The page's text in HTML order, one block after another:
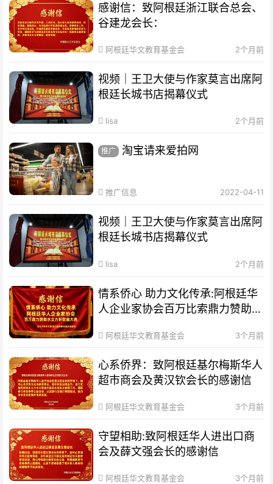
感谢信：致阿根廷浙江联合总会、
谷建龙会长：
阿根廷华文教育基金会 2个月前
视频｜王卫大使与作家莫言出席阿
根廷长城书店揭幕仪式
lisa 2个月前
推广 淘宝请来爱拍网
推广信息 2022-04-11
视频｜王卫大使与作家莫言出席阿
根廷长城书店揭幕仪式
lisa 2个月前
情系侨心 助力文化传承:阿根廷华
人企业家协会百万比索鼎力赞助水
阿根廷华文教育基金会 3个月前
心系侨界​：致阿根廷基尔梅斯华人
超市商会及黄汉钦会长的感谢信
阿根廷华文教育基金会 3个月前
守望相助:致阿根廷华人进出口商
会及薛文强会长的感谢信
阿根廷华文教育基金会 3个月前